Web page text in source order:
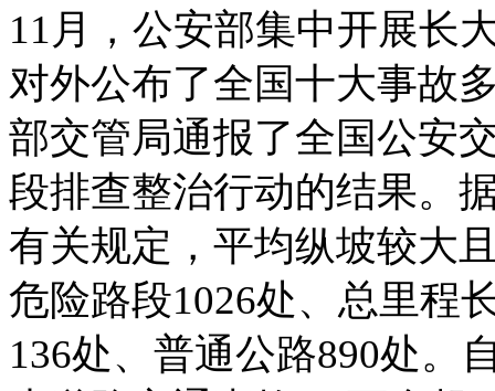
11月，公安部集中开展长
对外公布了全国十大事故
部交管局通报了全国公安
段排查整治行动的结果。
有关规定，平均纵坡较大
危险路段1026处、总里程
136处、普通公路890处。